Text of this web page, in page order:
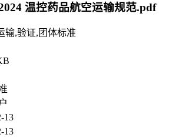
温控药品航空运输规范.pdf
13
13